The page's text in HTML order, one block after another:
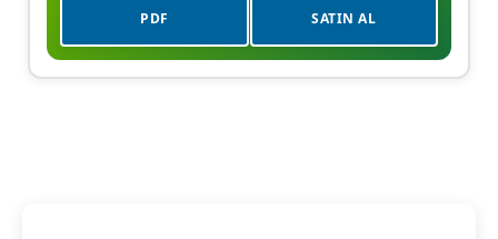
PDF SATIN AL